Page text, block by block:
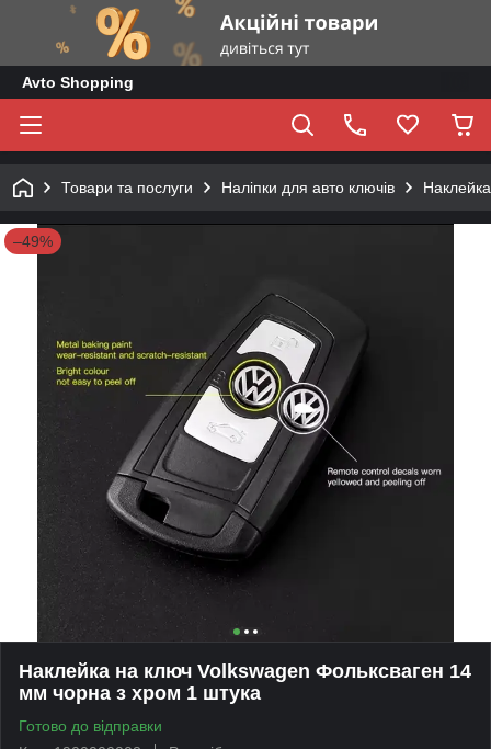
Avto Shopping
Товари та послуги Наліпки для авто ключів
–49%
Наклейка на ключ Volkswagen Фольксваген 14
мм чорна з хром 1 штука
Готово до відправки